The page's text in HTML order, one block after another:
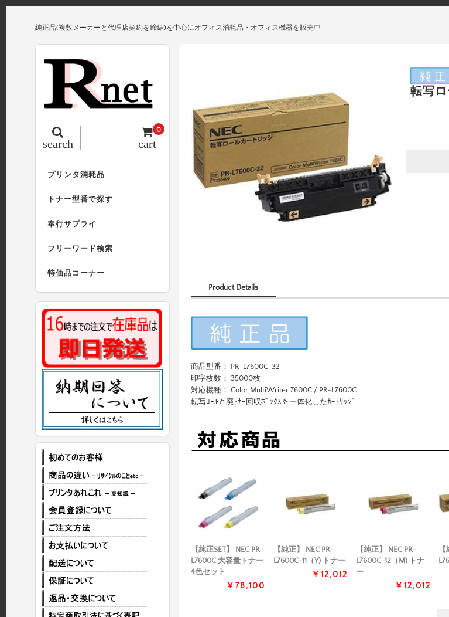
純正品(複数メーカーと代理店契約を締結)を中心にオフィス消耗品・オフィス機器を販売中
cart
0
search
プリンタ消耗品
トナー型番で探す
奉行サプライ
フリーワード検索
特価品コーナー
転写
Product Details
商品型番： PR-L7600C-32
印字枚数： 35000枚
対応機種： Color MultiWriter 7600C / PR-L7600C
転写ﾛｰﾙと廃ﾄﾅｰ回収ﾎﾞｯｸｽを一体化したｶｰﾄﾘｯｼﾞ
【純正SET】 NEC PR-
L7600C 大容量トナー
4色セット
￥78,100
【純正】 NEC PR-
L7600C-11（Y) トナー
￥12,012
【純正】 NEC PR-
L7600C-12（M) トナ
ー
￥12,012